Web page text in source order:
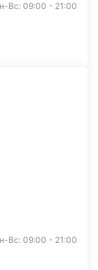
Вс: 09:00 - 21:00
Вс: 09:00 - 21:00